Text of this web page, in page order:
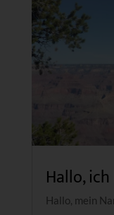
Hallo,
Hallo, mein